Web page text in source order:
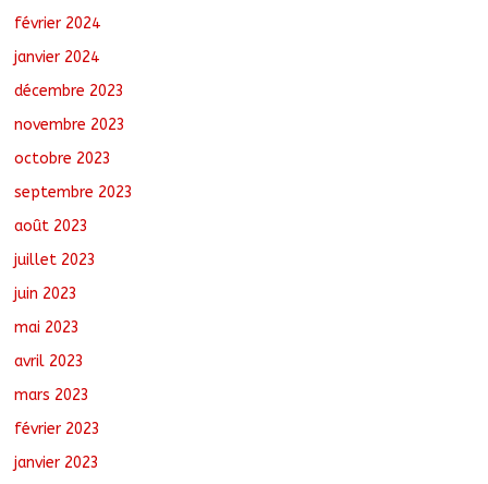
février 2024
janvier 2024
décembre 2023
novembre 2023
octobre 2023
septembre 2023
août 2023
juillet 2023
juin 2023
mai 2023
avril 2023
mars 2023
février 2023
janvier 2023